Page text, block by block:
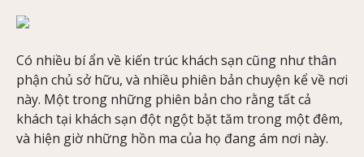
Có nhiều bí ẩn về kiến trúc khách sạn cũng như thân
phận chủ sở hữu, và nhiều phiên bản chuyện kể về nơi
này. Một trong những phiên bản cho rằng tất cả
khách tại khách sạn đột ngột bặt tăm trong một đêm,
và hiện giờ những hồn ma của họ đang ám nơi này.